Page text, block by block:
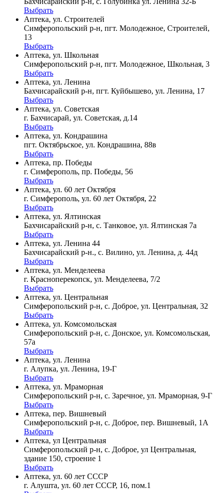
Выбрать
Аптека, ул. Строителей
Симферопольский р-н, пгт. Молодежное, Строителей,
13
Выбрать
Аптека, ул. Школьная
Симферопольский р-н, пгт. Молодежное, Школьная, 3
Выбрать
Аптека, ул. Ленина
Бахчисарайский р-н, пгт. Куйбышево, ул. Ленина, 17
Выбрать
Аптека, ул. Советская
г. Бахчисарай, ул. Советская, д.14
Выбрать
Аптека, ул. Кондрашина
пгт. Октябрьское, ул. Кондрашина, 88в
Выбрать
Аптека, пр. Победы
г. Симферополь, пр. Победы, 56
Выбрать
Аптека, ул. 60 лет Октября
г. Симферополь, ул. 60 лет Октября, 22
Выбрать
Аптека, ул. Ялтинская
Бахчисарайский р-н, с. Танковое, ул. Ялтинская 7а
Выбрать
Аптека, ул. Ленина 44
Бахчисарайский р-н., с. Вилино, ул. Ленина, д. 44д
Выбрать
Аптека, ул. Менделеева
г. Красноперекопск, ул. Менделеева, 7/2
Выбрать
Аптека, ул. Центральная
Симферопольский р-н, с. Доброе, ул. Центральная, 32
Выбрать
Аптека, ул. Комсомольская
Симферопольский р-н, с. Донское, ул. Комсомольская,
57а
Выбрать
Аптека, ул. Ленина
г. Алупка, ул. Ленина, 19-Г
Выбрать
Аптека, ул. Мраморная
Симферопольский р-н, с. Заречное, ул. Мраморная, 9-Г
Выбрать
Аптека, пер. Вишневый
Симферопольский р-н, с. Доброе, пер. Вишневый, 1А
Выбрать
Аптека, ул Центральная
Симферопольский р-н, с. Доброе, ул Центральная,
здание 150, строение 1
Выбрать
Аптека, ул. 60 лет СССР
г. Алушта, ул. 60 лет СССР, 16, пом.1